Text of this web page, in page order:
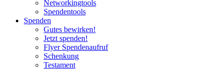
Networkingtools
Spendentools
Spenden
Gutes bewirken!
Jetzt spenden!
Flyer Spendenaufruf
Schenkung
Testament